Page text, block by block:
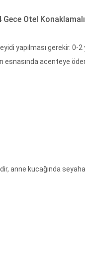
Gece Otel
yapılması gerekir. 0-
esnasında acenteye
anne kucağında